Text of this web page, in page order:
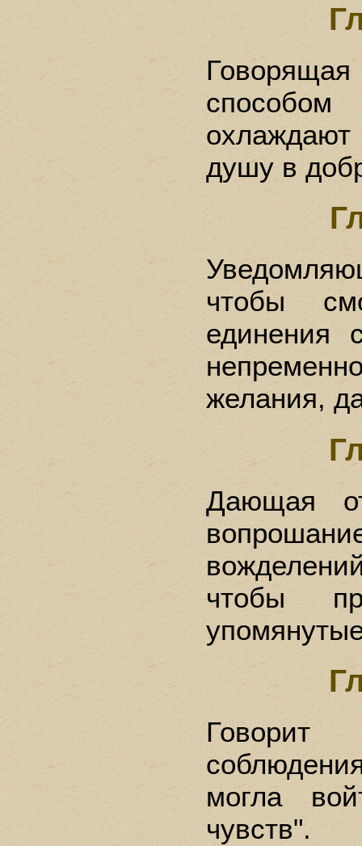
душу в
чтобы
единения
желания,
Дающая
чтобы
могла
чувств".